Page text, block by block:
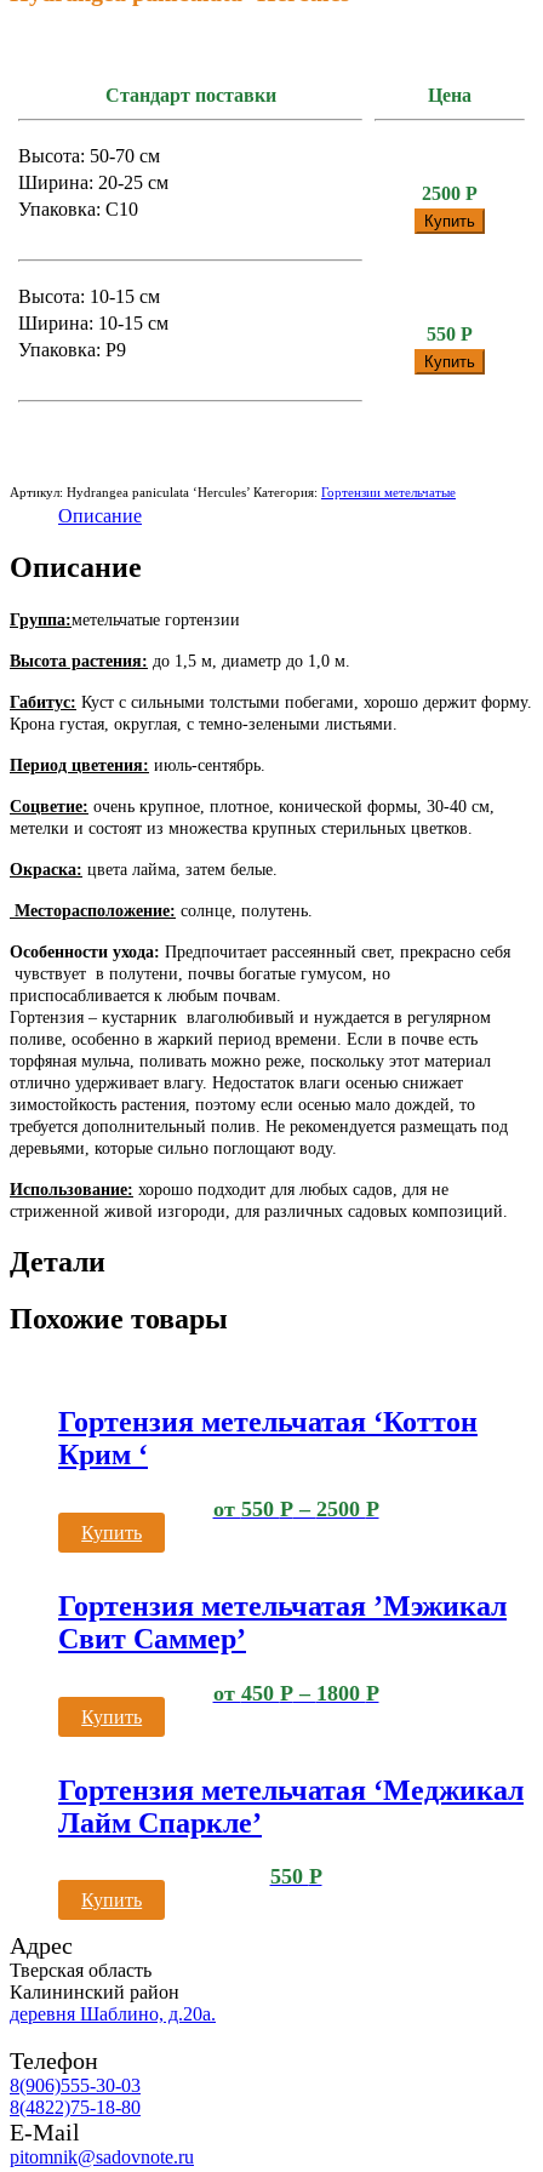
Стандарт поставки Цена
Высота: 50-70 см
Ширина: 20-25 см
Упаковка: С10
2500 Р
Купить
Высота: 10-15 см
Ширина: 10-15 см
Упаковка: P9
550 Р
Купить
Артикул: Hydrangea paniculata ‘Hercules’ Категория: Гортензии метельчатые
Описание
Описание
Группа:метельчатые гортензии
Высота растения: до 1,5 м, диаметр до 1,0 м.
Габитус: Куст с сильными толстыми побегами, хорошо держит форму.
Крона густая, округлая, с темно-зелеными листьями.
Период цветения: июль-сентябрь.
Соцветие: очень крупное, плотное, конической формы, 30-40 см,
метелки и состоят из множества крупных стерильных цветков.
Окраска: цвета лайма, затем белые.
Месторасположение: солнце, полутень.
Особенности ухода: Предпочитает рассеянный свет, прекрасно себя
чувствует в полутени, почвы богатые гумусом, но
приспосабливается к любым почвам.
Гортензия – кустарник влаголюбивый и нуждается в регулярном
поливе, особенно в жаркий период времени. Если в почве есть
торфяная мульча, поливать можно реже, поскольку этот материал
отлично удерживает влагу. Недостаток влаги осенью снижает
зимостойкость растения, поэтому если осенью мало дождей, то
требуется дополнительный полив. Не рекомендуется размещать под
деревьями, которые сильно поглощают воду.
Использование: хорошо подходит для любых садов, для не
стриженной живой изгороди, для различных садовых композиций.
Детали
Похожие товары
Гортензия метельчатая ‘Коттон
Крим ‘
от 550 Р– 2500 Р
Купить
Гортензия метельчатая ’Мэжикал
Свит Саммер’
от 450 Р– 1800 Р
Купить
Гортензия метельчатая ‘Меджикал
Лайм Спаркле’
550 Р
Купить
Адрес
Тверская область
Калининский район
деревня Шаблино, д.20а.
Телефон
8(906)555-30-03
8(4822)75-18-80
E-Mail
pitomnik@sadovnote.ru